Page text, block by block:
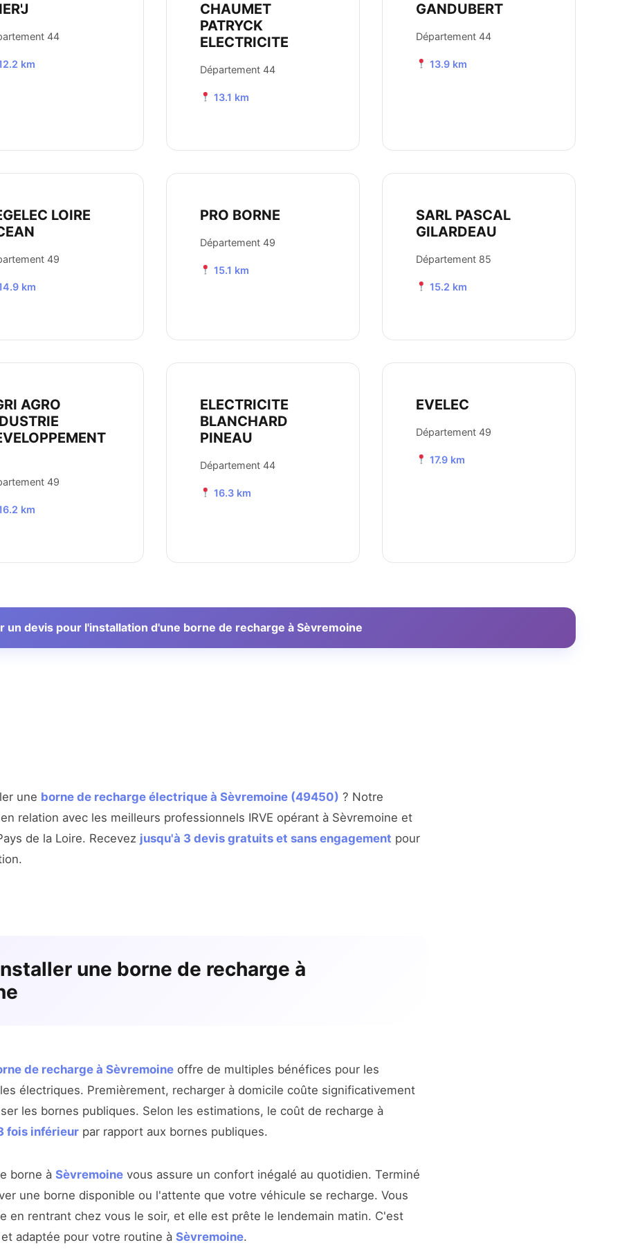
44
km
CHAUMET
PATRYCK
ELECTRICITE
Département 44
13.1 km
GANDUBERT
Département 44
13.9 km
LOIRE
49
km
PRO BORNE
Département 49
15.1 km
SARL PASCAL
GILARDEAU
Département 85
15.2 km
AGRO
49
km
ELECTRICITE
BLANCHARD
PINEAU
Département 44
16.3 km
EVELEC
Département 49
17.9 km
un devis pour l'installation d'une borne de recharge à Sèvremoine
une borne de recharge électrique à Sèvremoine (49450) ? Notre
relation avec les meilleurs professionnels IRVE opérant à Sèvremoine et
de la Loire. Recevez jusqu'à 3 devis gratuits et sans engagement pour
une borne de recharge à
de recharge à Sèvremoine offre de multiples bénéfices pour les
électriques. Premièrement, recharger à domicile coûte significativement
les bornes publiques. Selon les estimations, le coût de recharge à
fois inférieur par rapport aux bornes publiques.
borne à Sèvremoine vous assure un confort inégalé au quotidien. Terminé
une borne disponible ou l'attente que votre véhicule se recharge. Vous
en rentrant chez vous le soir, et elle est prête le lendemain matin. C'est
adaptée pour votre routine à Sèvremoine.